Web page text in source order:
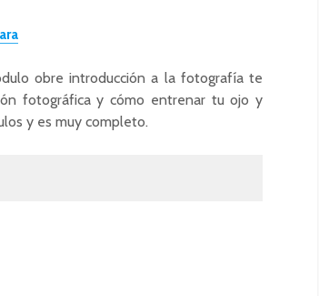
obre introducción a la fotografía te
fotográfica y cómo entrenar tu ojo y
y es muy completo.